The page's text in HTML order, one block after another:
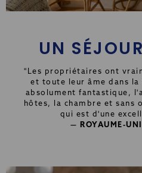
UN
"Les propriétaires ont
et toute leur âme dans la
absolument fantastique,
hôtes, la chambre et sans
qui est d'une
— ROYAUME-